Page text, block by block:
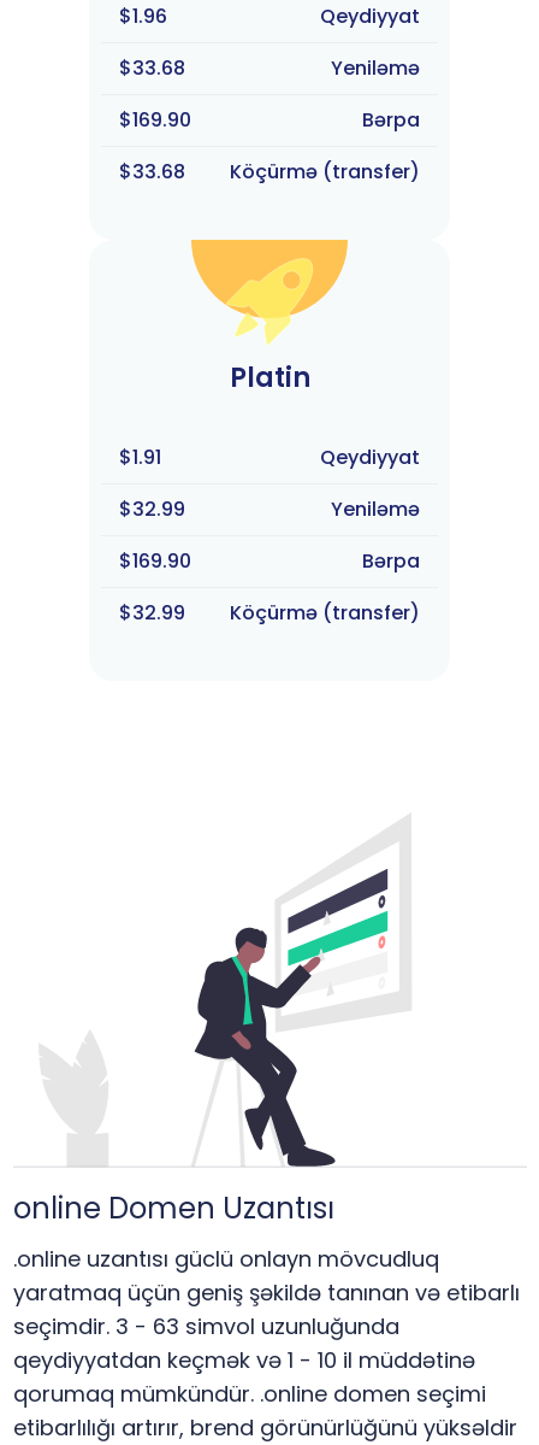
$1.96
Qeydiyyat
$33.68
Yeniləmə
$169.90
Bərpa
$33.68
Köçürmə (transfer)
Platin
$1.91
Qeydiyyat
$32.99
Yeniləmə
$169.90
Bərpa
$32.99
Köçürmə (transfer)
online Domen Uzantısı
.online uzantısı güclü onlayn mövcudluq
yaratmaq üçün geniş şəkildə tanınan və etibarlı
seçimdir. 3 - 63 simvol uzunluğunda
qeydiyyatdan keçmək və 1 - 10 il müddətinə
qorumaq mümkündür. .online domen seçimi
etibarlılığı artırır, brend görünürlüğünü yüksəldir